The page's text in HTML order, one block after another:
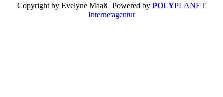
Copyright by Evelyne Maaß | Powered by POLYPLANET
Internetagentur